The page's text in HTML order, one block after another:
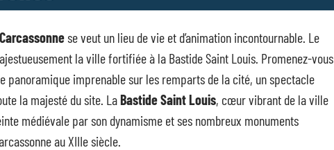
se veut un lieu de vie et d’animation incontournable. Le
la ville fortifiée à la Bastide Saint Louis. Promenez-vous
panoramique imprenable sur les remparts de la cité, un spectacle
la majesté du site. LaBastide Saint Louis, cœur vibrant de la ville
médiévale par son dynamisme et ses nombreux monuments
au XIIIe siècle.